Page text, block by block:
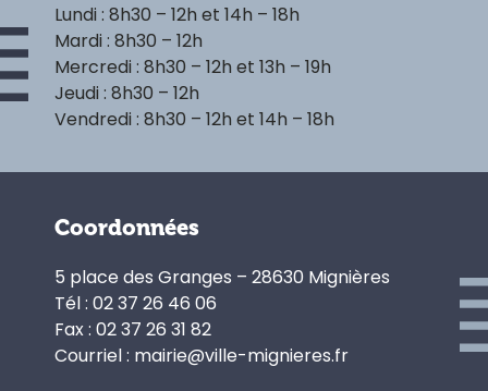
Lundi : 8h30 – 12h et 14h – 18h
Mardi : 8h30 – 12h
Mercredi : 8h30 – 12h et 13h – 19h
Jeudi : 8h30 – 12h
Vendredi : 8h30 – 12h et 14h – 18h
Coordonnées
5 place des Granges – 28630 Mignières
Tél : 02 37 26 46 06
Fax : 02 37 26 31 82
Courriel : mairie@ville-mignieres.fr